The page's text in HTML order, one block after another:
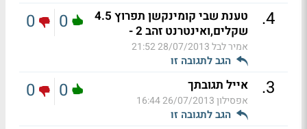
4
.
טענת שבי קומינקשן תפרוץ 4.5
שקלים,ואינטרנט זהב 2 -
אמיר לבל28/07/2013 21:52
הגב לתגובה זו
0
0
3
. אייל תגובתך
אפסילון26/07/2013 16:44
הגב לתגובה זו
0
0